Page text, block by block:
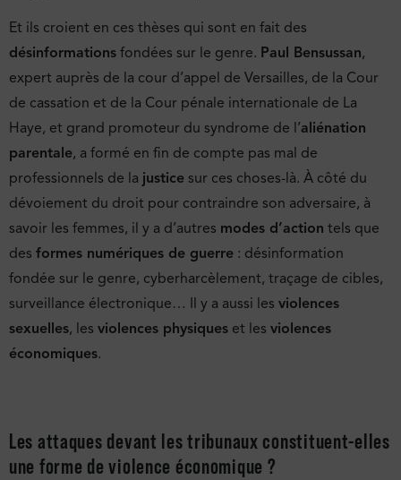
Et ils croient en ces thèses qui sont en fait des
désinformations fondées sur le genre. Paul Bensussan,
expert auprès de la cour d’appel de Versailles, de la Cour
de cassation et de la Cour pénale internationale de La
Haye, et grand promoteur du syndrome de l’aliénation
parentale, a formé en fin de compte pas mal de
professionnels de la justice sur ces choses-là. À côté du
dévoiement du droit pour contraindre son adversaire, à
savoir les femmes, il y a d’autres modes d’action tels que
des formes numériques de guerre : désinformation
fondée sur le genre, cyberharcèlement, traçage de cibles,
surveillance électronique… Il y a aussi les violences
sexuelles, les violences physiques et les violences
économiques.
Les attaques devant les tribunaux constituent-elles
une forme de violence économique ?